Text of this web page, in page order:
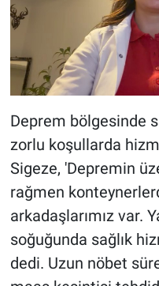
Deprem bölgesinde
zorlu koşullarda
Sigeze, 'Depremin
rağmen
arkadaşlarımız var.
soğuğunda sağlık
dedi. Uzun nöbet